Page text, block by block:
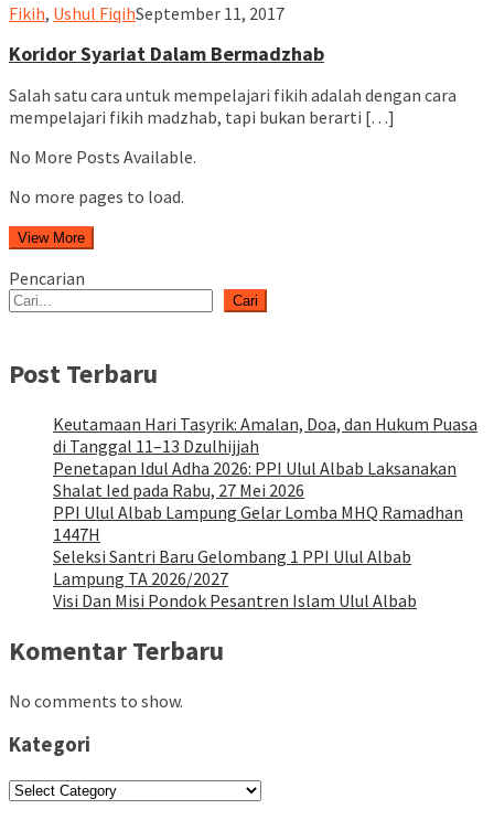
Fikih, Ushul Fiqihululalbablampung
September 11, 2017
Koridor Syariat Dalam Bermadzhab
Salah satu cara untuk mempelajari fikih adalah dengan cara
mempelajari fikih madzhab, tapi bukan berarti […]
No More Posts Available.
No more pages to load.
View More
Pencarian
Cari
Post Terbaru
Keutamaan Hari Tasyrik: Amalan, Doa, dan Hukum Puasa
di Tanggal 11–13 Dzulhijjah
Penetapan Idul Adha 2026: PPI Ulul Albab Laksanakan
Shalat Ied pada Rabu, 27 Mei 2026
PPI Ulul Albab Lampung Gelar Lomba MHQ Ramadhan
1447H
Seleksi Santri Baru Gelombang 1 PPI Ulul Albab
Lampung TA 2026/2027
Visi Dan Misi Pondok Pesantren Islam Ulul Albab
Komentar Terbaru
No comments to show.
Kategori
Kategori